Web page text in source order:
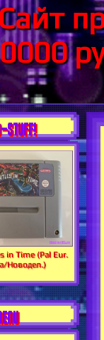
STUFF!
in Time (Pal Eur.
Новодел.)